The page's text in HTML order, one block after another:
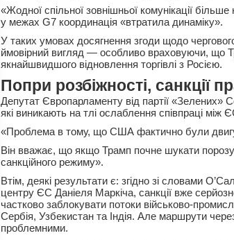
«Жодної спільної зовнішньої комунікації
у межах G7 координація «втратила динаміку».
У таких умовах досягнення згоди щодо
ймовірний вигляд — особливо враховуючи, що
якнайшвидшого відновлення торгівлі з Росією.
Попри розбіжності, санкції
Депутат Європарламенту від партії «Зелених»
які виникають на тлі ослаблення співпраці між
«Проблема в тому, що США фактично були
Він вважає, що якщо Трамп почне шукати
санкційного режиму».
Втім, деякі результати є: згідно зі словами
центру ЄС Даніеля Маркіча, санкції вже
частково заблокувати потоки військово-
Сербія, Узбекистан та Індія. Але маршрути
проблемними.